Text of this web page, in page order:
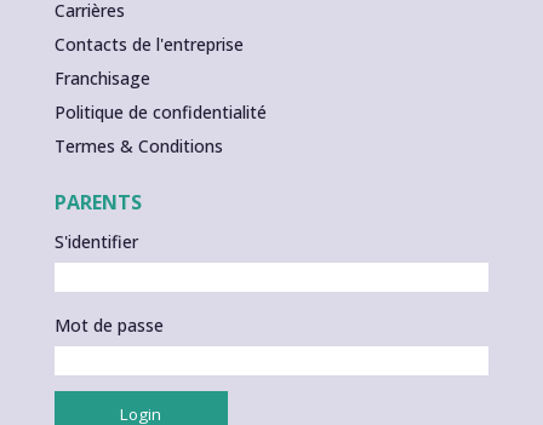
Carrières
Contacts de l'entreprise
Franchisage
Politique de confidentialité
Termes & Conditions
PARENTS
S'identifier
Mot de passe